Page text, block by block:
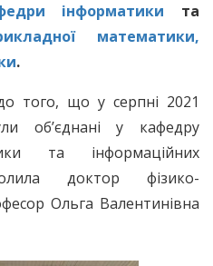
інформатики та
математики,
.
того, що у серпні 2021
об’єднані у кафедру
та інформаційних
доктор фізико-
Ольга Валентинівна